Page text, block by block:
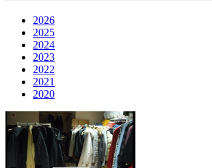
2026
2025
2024
2023
2022
2021
2020